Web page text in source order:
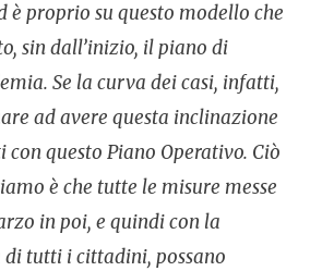
è proprio su questo modello che
sin dall’inizio, il piano di
Se la curva dei casi, infatti,
ad avere questa inclinazione
questo Piano Operativo. Ciò
è che tutte le misure messe
in poi, e quindi con la
di tutti i cittadini, possano